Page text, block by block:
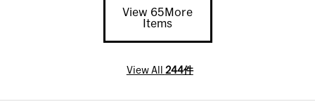
View 65More
Items
View All 244件